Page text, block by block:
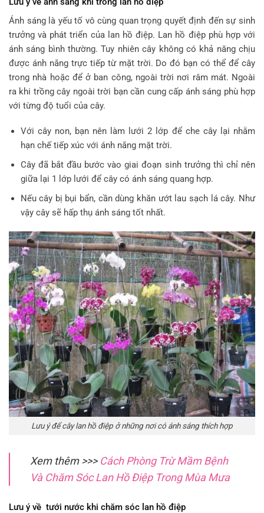
Ánh sáng là yếu tố vô cùng quan trọng quyết định đến sự sinh
trưởng và phát triển của lan hồ điệp. Lan hồ điệp phù hợp với
ánh sáng bình thường. Tuy nhiên cây không có khả năng chịu
được ánh nắng trực tiếp từ mặt trời. Do đó bạn có thể để cây
trong nhà hoặc để ở ban công, ngoài trời nơi râm mát. Ngoài
ra khi trồng cây ngoài trời bạn cần cung cấp ánh sáng phù hợp
với từng độ tuổi của cây.
Với cây non, bạn nên làm lưới 2 lớp để che cây lại nhằm
hạn chế tiếp xúc với ánh nắng mặt trời.
Cây đã bắt đầu bước vào giai đoạn sinh trưởng thì chỉ nên
giữa lại 1 lớp lưới để cây có ánh sáng quang hợp.
Nếu cây bị bụi bẩn, cần dùng khăn ướt lau sạch lá cây. Như
vậy cây sẽ hấp thụ ánh sáng tốt nhất.
Lưu ý để cây lan hồ điệp ở những nơi có ánh sáng thích hợp
Xem thêm >>>Cách Phòng Trừ Mầm Bệnh
Và Chăm Sóc Lan Hồ Điệp Trong Mùa Mưa
Lưu ý về tưới nước khi chăm sóc lan hồ điệp